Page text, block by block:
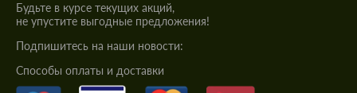
Будьте в курсе текущих акций,
не упустите выгодные предложения!
Подпишитесь на наши новости:
Cпособы оплаты и доставки